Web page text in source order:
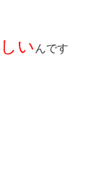
い んです